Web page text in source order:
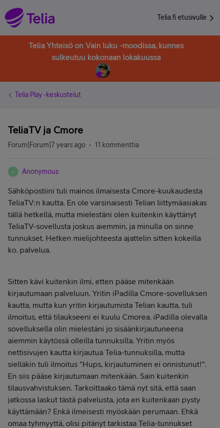
Telia.fi etusivulle
Telia Yhteisö on Vain luku -moodissa, kunnes
sulkeutuu kokonaan lokakuussa
Telia Play -keskustelut
TeliaTV ja Cmore
Forum|Forum|7 years ago 11 kommenttia
A Anonymous
Sähköpostiini tuli mainos ilmaisesta Cmore-kuukaudesta
TeliaTV:n kautta. En ole varsinaisesti Telian liittymäasiakas
tällä hetkellä, mutta mielestäni olen kuitenkin käyttänyt
TeliaTV-sovellusta joskus aiemmin, ja minulla on sinne
tunnukset. Hetken mielijohteesta ajattelin sitten kokeilla
ko. palvelua.
Sitten kävi kuitenkin ilmi, etten pääse mitenkään
kirjautumaan palveluun. Yritin iPadilla Cmore-sovelluksen
kautta, mutta kun yritin kirjautumista Telian kautta, tuli
ilmoitus, että tilaukseeni ei kuulu Cmorea. iPadilla olevalla
sovelluksella olin mielestäni jo sisäänkirjautuneena
aiemmin käytössä olleilla tunnuksilla. Yritin myös
nettisivujen kautta kirjautua Telia-tunnuksilla, mutta
sielläkin tuli ilmoitus "Hups, kirjautuminen ei onnistunut!".
En siis pääse kirjautumaan mitenkään. Sain kuitenkin
tilausvahvistuksen. Tarkoittaako tämä nyt sitä, että saan
jatkossa laskut tästä palvelusta, jota en kuitenkaan pysty
käyttämään? Enkä ilmeisesti myöskään perumaan. Ehkä
omaa tyhmyyttä, olisi pitänyt tarkistaa Telia-tunnukset